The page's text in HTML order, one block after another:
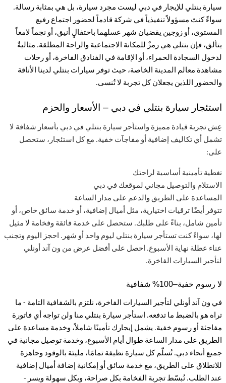
سيارة بنتلي للإيجار في دبي ليست مجرد سيارة، بل هي بمثابة رسالة.
سواءً كنتَ مسؤولاً تنفيذياً في شركة قادماً لحضور اجتماع رفيع
المستوى، أو زوجين يقضيان شهر عسلهما باحتفالٍ أنيق، أو نجماً لامعاً
يتألق، فإن بنتلي هي رمزٌ للمكانة الاجتماعية والراحة المطلقة. مثاليةٌ
لدخول السجادة الحمراء، أو الإقامة في الفنادق الفاخرة، أو رحلات
مشاهدة معالم المدينة الخاصة، حيث توفر سيارات بنتلي لدينا الأناقة
والحضور اللذين يجعلان كل تجربة لا تُنسى.
استئجار سيارة بنتلي في دبي – الأسعار والحزم
عِش تجربة قيادة مميزة واستأجر سيارة بنتلي في دبي بأسعار شفافة لا
تشمل أي تكاليف إضافية أو مفاجآت خفية. مع كل استئجار، ستحصل
على:
تغطية تأمينية أساسية لراحتك
الاستلام والتوصيل مجاني لموقعك في دبي
المساعدة على الطريق والدعم على مدار الساعة
تتوفر أيضًا ترقيات اختيارية، مثل أميال إضافية، أو خدمة سائق خاص، أو
تأمين شامل، بناءً على طلبك. ستحصل على خدمة فائقة وفخامة لا مثيل
لها، سواءً كنت تستأجر سيارة بنتلي ليوم واحد أو شهر. احجز اليوم وتجنب
عناء عطلة نهاية الأسبوع. احصل على أفضل عرض من ون آند أونلي
لتأجير السيارات الفاخرة.
لا رسوم خفية–100% شفافية
في ون آند أونلي لتأجير السيارات الفاخرة، نلتزم بالشفافية التامة - ما
تراه هو بالضبط ما تدفعه. استأجر سيارة بنتلي منا ولن تواجه أي فاتورة
مفاجئة أو رسوم خفية. يشمل إيجارك تأمينًا شاملاً، وخدمة مساعدة على
الطريق على مدار الساعة طوال أيام الأسبوع، وخدمة توصيل مجانية في
جميع أنحاء دبي. تُسلّم كل سيارة نظيفة تمامًا، مليئة بالوقود وجاهزة
للانطلاق على الطريق، مع خدمة سائق أو إمكانية إضافة أميال إضافية
عند الطلب. نُبسّط تجربة الفخامة بكل صراحة، وبكل سهولة ويسر -